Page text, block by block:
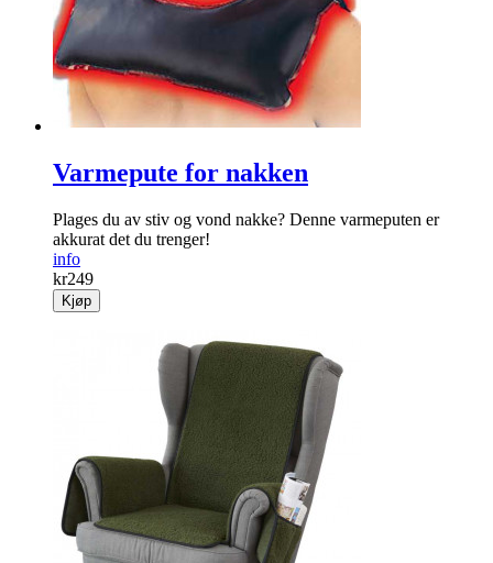
Varmepute for nakken
Plages du av stiv og vond nakke? Denne varmeputen er
akkurat det du trenger!
info
kr249
Kjøp